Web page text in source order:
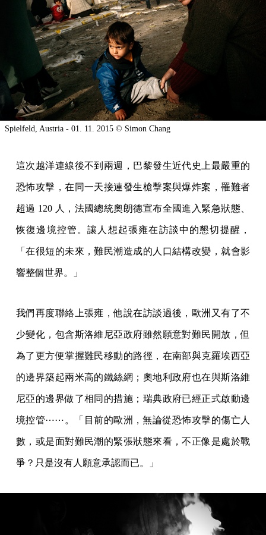
Spielfeld, Austria - 01. 11. 2015 © Simon Chang
這次越洋連線後不到兩週，巴黎發生近代史上最嚴重的
恐怖攻擊，在同一天接連發生槍擊案與爆炸案，罹難者
超過 120 人，法國總統奧朗德宣布全國進入緊急狀態、
恢復邊境控管。讓人想起張雍在訪談中的懇切提醒，
「在很短的未來，難民潮造成的人口結構改變，就會影
響整個世界。」
我們再度聯絡上張雍，他說在訪談過後，歐洲又有了不
少變化，包含斯洛維尼亞政府雖然願意對難民開放，但
為了更方便掌握難民移動的路徑，在南部與克羅埃西亞
的邊界築起兩米高的鐵絲網；奧地利政府也在與斯洛維
尼亞的邊界做了相同的措施；瑞典政府已經正式啟動邊
境控管⋯⋯。「目前的歐洲，無論從恐怖攻擊的傷亡人
數，或是面對難民潮的緊張狀態來看，不正像是處於戰
爭？只是沒有人願意承認而已。」